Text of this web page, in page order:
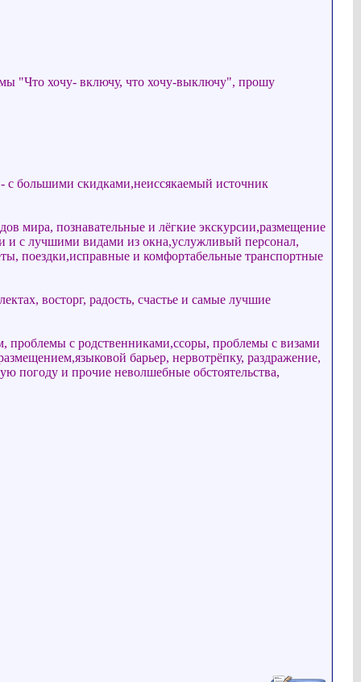
"Что хочу- включу, что хочу-выключу", прошу
с большими скидками,неиссякаемый источник
мира, познавательные и лёгкие экскурсии,размещение
с лучшими видами из окна,услужливый персонал,
поездки,исправные и комфортабельные транспортные
восторг, радость, счастье и самые лучшие
проблемы с родственниками,ссоры, проблемы с визами
барьер, нервотрёпку, раздражение,
погоду и прочие неволшебные обстоятельства,